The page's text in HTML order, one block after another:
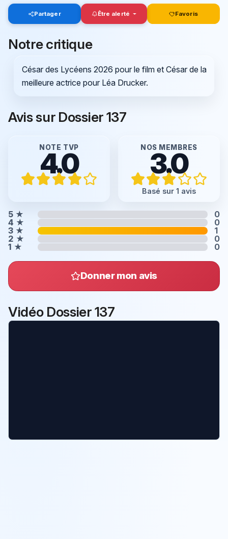
Partager Être alerté Favoris
Notre critique
César des Lycéens 2026 pour le film et César de la
meilleure actrice pour Léa Drucker.
Avis sur Dossier 137
NOTE TVP
4.0 NOS MEMBRES
3.0
Basé sur 1 avis
5 ★
0
4 ★
0
3 ★
1
2 ★
0
1 ★ 0
Donner mon avis
Vidéo Dossier 137